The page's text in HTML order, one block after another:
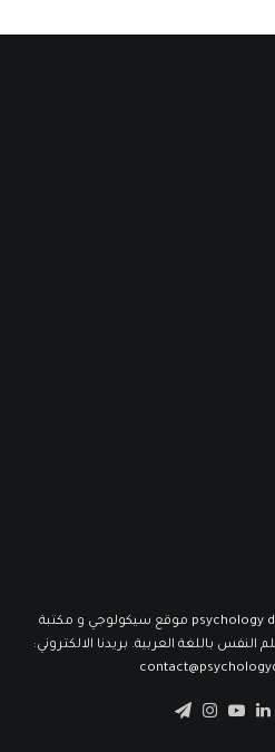
موقع بوابة علم النفس psychology doorway موقع سيكولوجي و مكتبة
باللغة العربية. بريدنا الالكتروني:
‫X لينكدإن‫YouTubeانستقرام